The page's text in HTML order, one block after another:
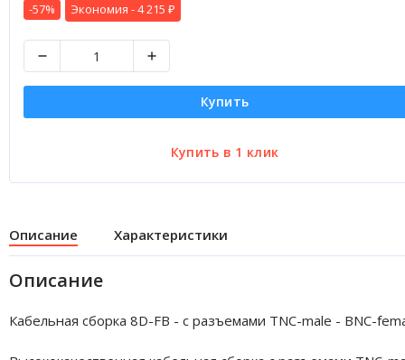
-57% Экономия -4 215 ₽
Купить
Описание Характеристики
Описание
Кабельная сборка 8D-FB - с разъемами TNC-male - BNC-